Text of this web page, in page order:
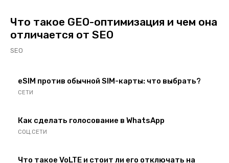
Что такое GEO-оптимизация и чем она
отличается от SEO
SEO
eSIM против обычной SIM-карты: что выбрать?
СЕТИ
Как сделать голосование в WhatsApp
СОЦ.СЕТИ
Что такое VoLTE и стоит ли его отключать на